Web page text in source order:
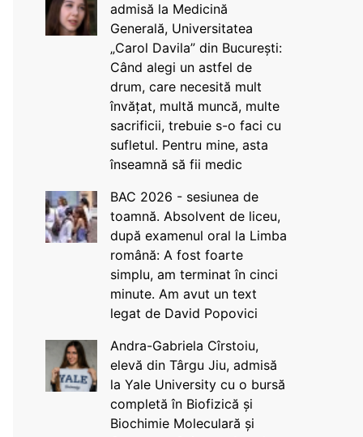
admisă la Medicină
Generală, Universitatea
„Carol Davila” din București:
Când alegi un astfel de
drum, care necesită mult
învățat, multă muncă, multe
sacrificii, trebuie s-o faci cu
sufletul. Pentru mine, asta
înseamnă să fii medic
BAC 2026 - sesiunea de
toamnă. Absolvent de liceu,
după examenul oral la Limba
română: A fost foarte
simplu, am terminat în cinci
minute. Am avut un text
legat de David Popovici
Andra-Gabriela Cîrstoiu,
elevă din Târgu Jiu, admisă
la Yale University cu o bursă
completă în Biofizică și
Biochimie Moleculară și